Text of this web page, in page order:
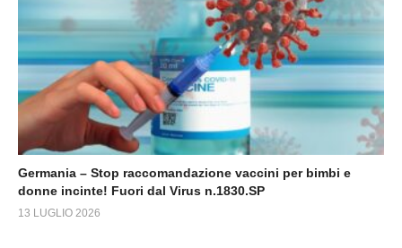
Germania – Stop raccomandazione vaccini per bimbi e
donne incinte! Fuori dal Virus n.1830.SP
13 LUGLIO 2026